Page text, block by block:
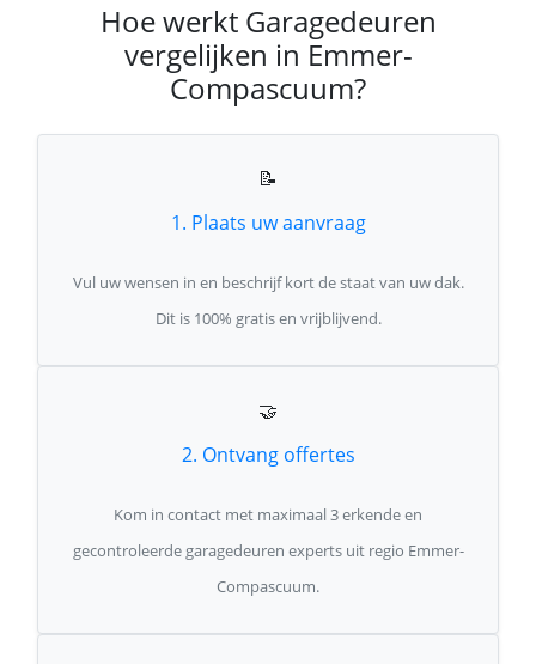
Hoe werkt Garagedeuren
vergelijken in Emmer-
Compascuum?
📝
1. Plaats uw aanvraag
Vul uw wensen in en beschrijf kort de staat van uw dak.
Dit is 100% gratis en vrijblijvend.
🤝
2. Ontvang offertes
Kom in contact met maximaal 3 erkende en
gecontroleerde garagedeuren experts uit regio Emmer-
Compascuum.